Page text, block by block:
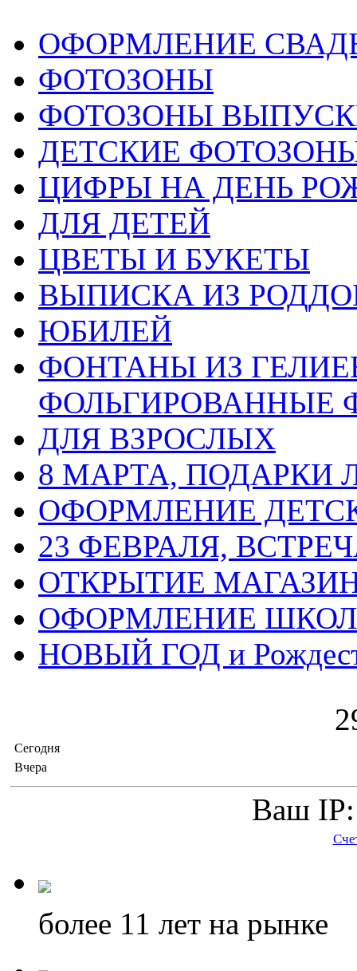
ОФОРМЛЕНИЕ
ФОТОЗОНЫ
ФОТОЗОНЫ
ДЕТСКИЕ
ЦИФРЫ НА ДЕНЬ
ДЛЯ ДЕТЕЙ
ЦВЕТЫ И БУКЕТЫ
ВЫПИСКА ИЗ
ЮБИЛЕЙ
ФОНТАНЫ ИЗ
ФОЛЬГИРОВАННЫЕ
ДЛЯ ВЗРОСЛЫХ
8 МАРТА,
ОФОРМЛЕНИЕ
23 ФЕВРАЛЯ,
ОТКРЫТИЕ
ОФОРМЛЕНИЕ
НОВЫЙ ГОД и
2
Сегодня
Вчера
Ваш IP:
более 11 лет на рынке